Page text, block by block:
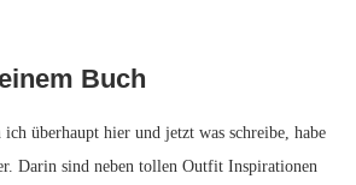
Buch
ich überhaupt hier und jetzt was schreibe, habe
Darin sind neben tollen Outfit Inspirationen